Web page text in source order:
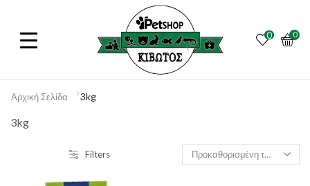
0 0
Αρχική Σελίδα 3kg
3kg
Filters